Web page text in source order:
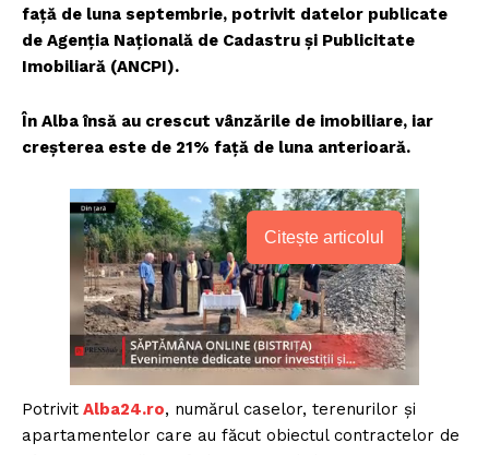
față de luna septembrie, potrivit datelor publicate
de Agenția Națională de Cadastru și Publicitate
Imobiliară (ANCPI).
În Alba însă au crescut vânzările de imobiliare, iar
creșterea este de 21% față de luna anterioară.
Citește articolul
Potrivit Alba24.ro, numărul caselor, terenurilor și
apartamentelor care au făcut obiectul contractelor de